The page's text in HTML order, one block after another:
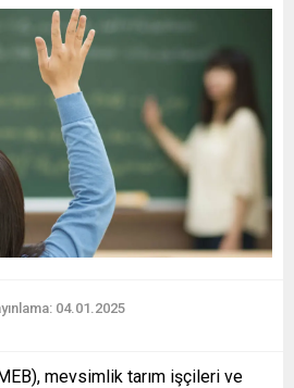
04.01.2025
mevsimlik tarım işçileri ve